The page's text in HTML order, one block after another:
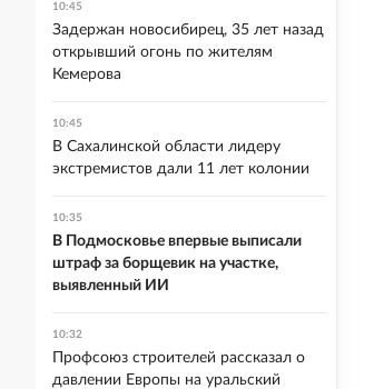
10:45
Задержан новосибирец, 35 лет назад
открывший огонь по жителям
Кемерова
10:45
В Сахалинской области лидеру
экстремистов дали 11 лет колонии
10:35
В Подмосковье впервые выписали
штраф за борщевик на участке,
выявленный ИИ
10:32
Профсоюз строителей рассказал о
давлении Европы на уральский